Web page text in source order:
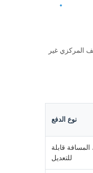
المركزي غير
نوع الدفع
المسافة قابلة
للتعديل